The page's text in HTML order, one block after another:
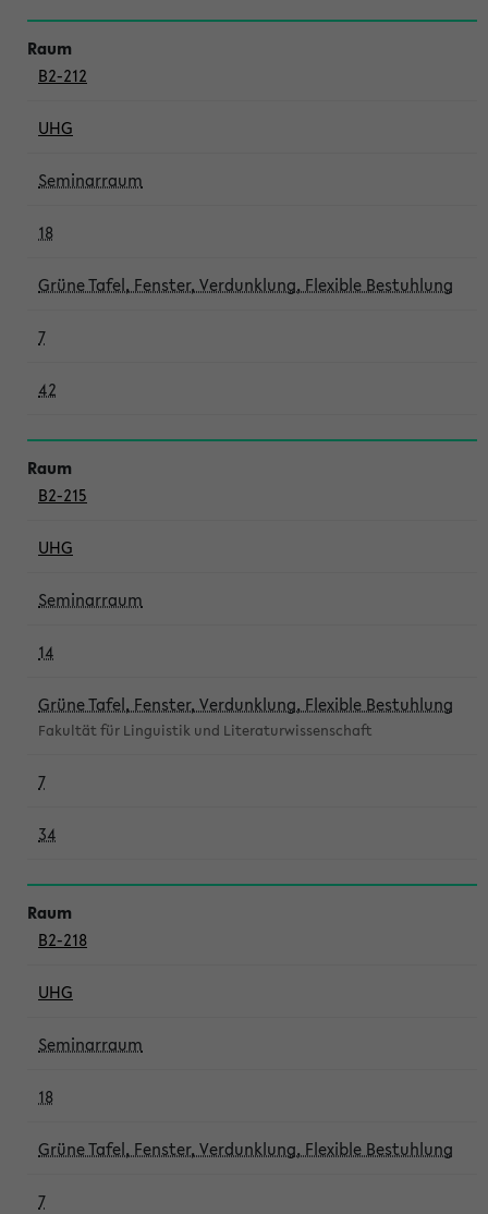
B2-212
UHG
Seminarraum
18
Grüne Tafel, Fenster, Verdunklung, Flexible Bestuhlung
7
42
B2-215
UHG
Seminarraum
14
Grüne Tafel, Fenster, Verdunklung, Flexible Bestuhlung
Fakultät für Linguistik und Literaturwissenschaft
7
34
B2-218
UHG
Seminarraum
18
Grüne Tafel, Fenster, Verdunklung, Flexible Bestuhlung
7